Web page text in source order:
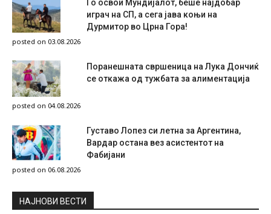
Го освои Мундијалот, беше најдобар
играч на СП, а сега јава коњи на
Дурмитор во Црна Гора!
posted on 03.08.2026
Поранешната свршеница на Лука Дончиќ
се откажа од тужбата за алиментација
posted on 04.08.2026
Густаво Лопез си летна за Аргентина,
Вардар остана вез асистентот на
Фабијани
posted on 06.08.2026
НAЈНОВИ ВЕСТИ